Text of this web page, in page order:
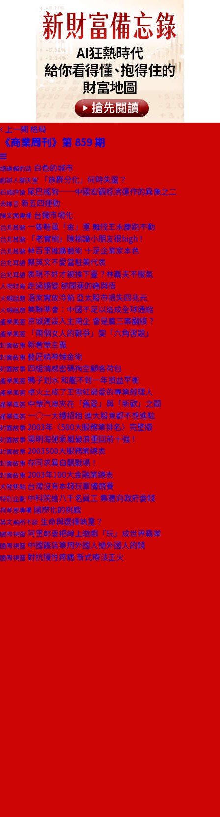
上一期 格局
《商業周刊》第 859 期
總編輯的話 白色的城市
創辦人聊天室 「族群分化」何時失靈？
石頭評論 尾巴搖狗──中國宏觀經濟運作的異象之二
去梯言 新五四運動
陳文茜專欄 台獨市場化
台北耳語 一隻鞋萬「金」重 難怪王永慶跑不動
台北耳語 「老實樹」陳樹讓小朋友很high！
台北耳語 林百里推廣藝術 十足企業家本色
台北耳語 蔡英文不愛當駐美代表
台北耳語 表現不好才被換下臺？林義夫不服氣
人物特寫 走過婚變 鄒開蓮的痛與悟
火線話題 溫家寶放冷箭 亞太股市損失四兆元
火線話題 美聯準會：中國不足以造成全球通縮
產業風雲 京城建設入主南企 會是廣三案翻版？
產業風雲 「兩個女人的戰爭」變「六角習題」
封面故事 新奢華主義
封面故事 藝匠精神煉金術
封面故事 四組情感密碼掏空顧客荷包
產業風雲 鴨子划水 和艦不到一年損益平衡
產業風雲 卓火土成了王雪紅最愛的專業經理人
產業風雲 中華汽車夾在「舊愛」與「新歡」之間
產業風雲 一○一大樓招租 連大股東都不想進駐
封面故事 2003年〈500大服務業排名〉完整版
封面故事 陽明海運乘風破浪重回前十強！
封面故事 2003500大服務業總表
封面故事 存同求異自闢戰場！
封面故事 2003年100大金融業總表
大陸焦點 台灣沒有本錢玩軍備競賽
特別企劃 中科院逾八千名員工 集體向政府要錢
柯承恩專欄 國際化的挑戰
英文無所不談 生命與選擇孰重？
國際視窗 阿里郎要把線上遊戲「玩」成世界霸業
國際視窗 中國飯店業用外國人搶外國人的錢
國際視窗 對抗慢性疼痛 新式療法正火